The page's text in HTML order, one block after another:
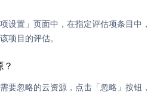
设置」页面中，在指定评估项条目中，
项目的评估。
要忽略的云资源，点击「忽略」按钮，